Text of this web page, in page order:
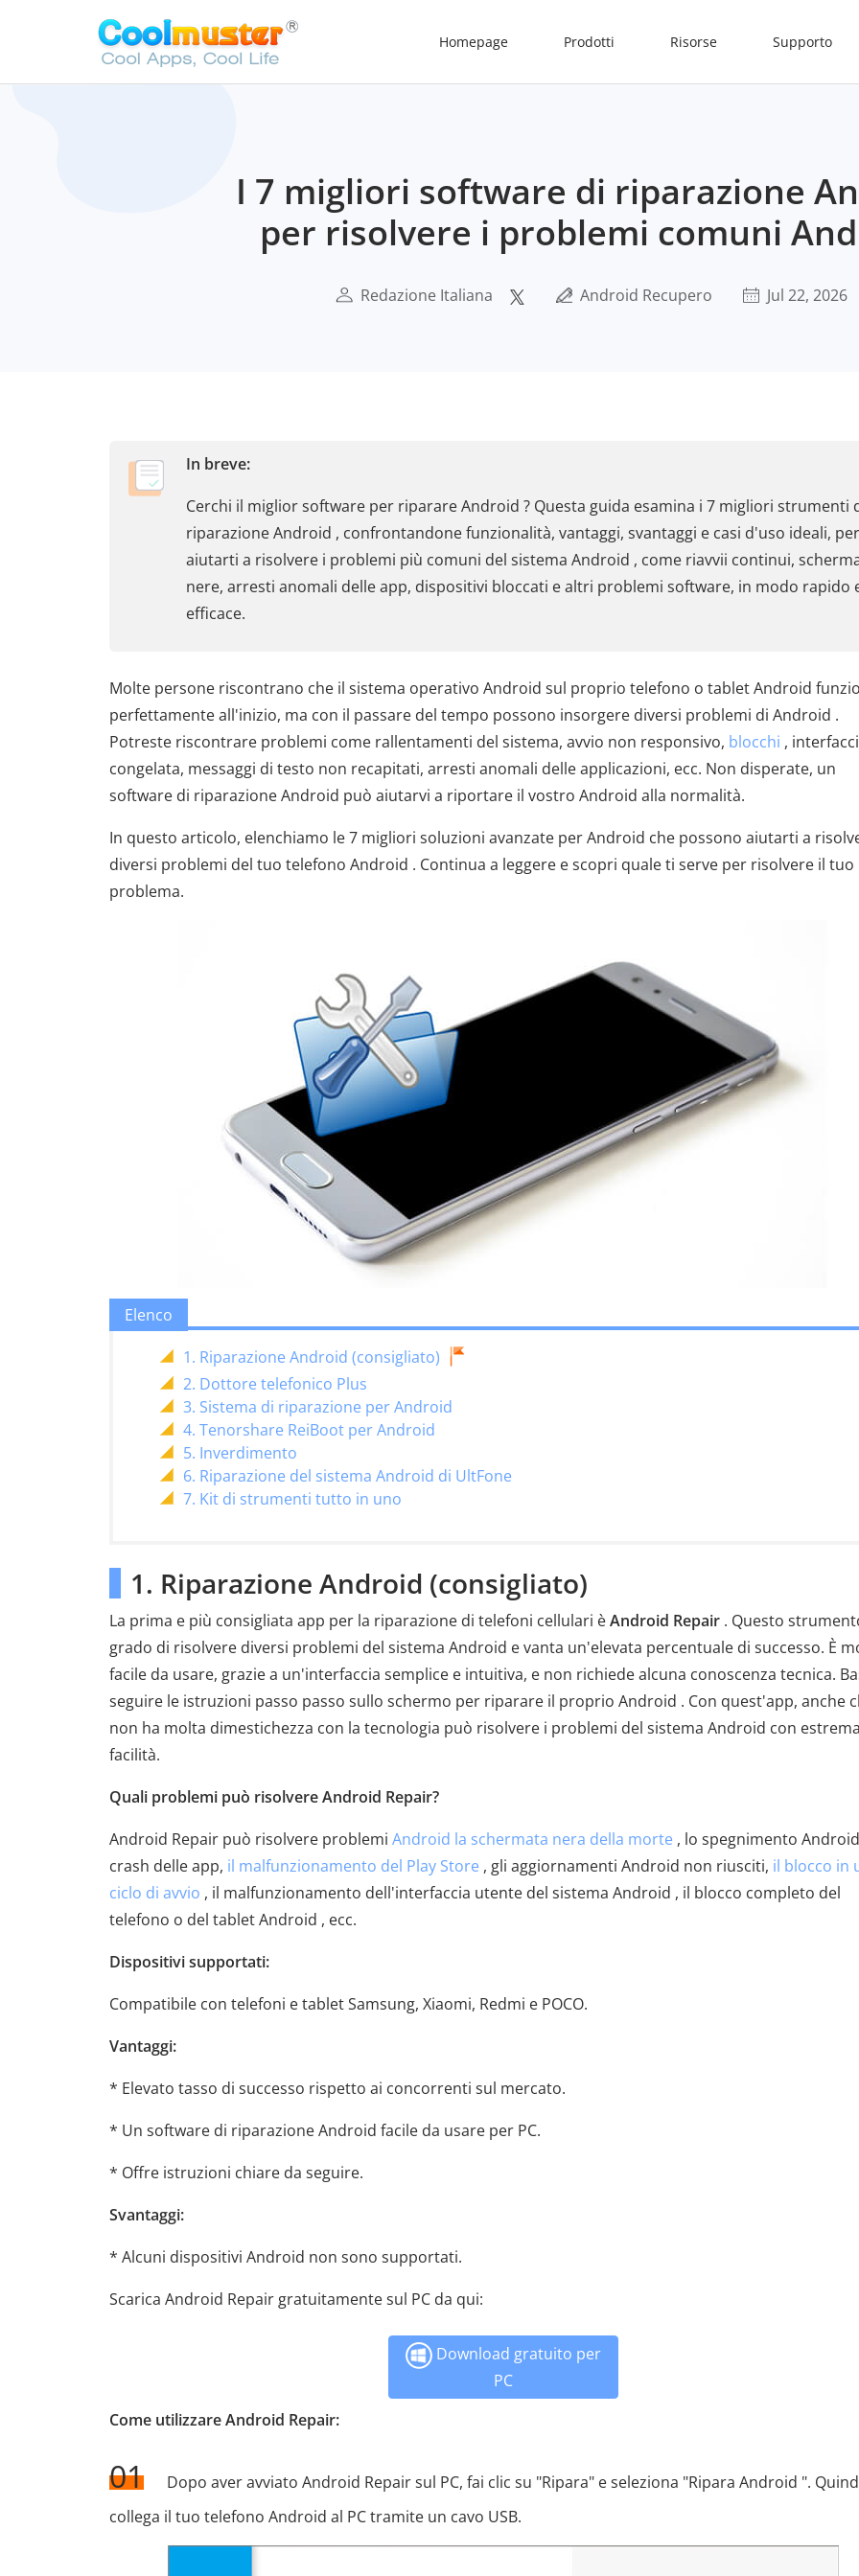
Homepage Prodotti Risorse Supporto
I 7 migliori software di riparazione
per risolvere i problemi comuni
Redazione Italiana Android Recupero Jul 22, 2026
In breve:
Cerchi il miglior software per riparare Android ? Questa guida esamina i 7 migliori strumenti
riparazione Android , confrontandone funzionalità, vantaggi, svantaggi e casi d'uso ideali, per
aiutarti a risolvere i problemi più comuni del sistema Android , come riavvii continui,
nere, arresti anomali delle app, dispositivi bloccati e altri problemi software, in modo rapido
efficace.
Molte persone riscontrano che il sistema operativo Android sul proprio telefono o tablet Android
perfettamente all'inizio, ma con il passare del tempo possono insorgere diversi problemi di Android .
Potreste riscontrare problemi come rallentamenti del sistema, avvio non responsivo, blocchi ,
congelata, messaggi di testo non recapitati, arresti anomali delle applicazioni, ecc. Non disperate, un
software di riparazione Android può aiutarvi a riportare il vostro Android alla normalità.
In questo articolo, elenchiamo le 7 migliori soluzioni avanzate per Android che possono aiutarti a
diversi problemi del tuo telefono Android . Continua a leggere e scopri quale ti serve per risolvere il tuo
problema.
Elenco
1. Riparazione Android (consigliato)
2. Dottore telefonico Plus
3. Sistema di riparazione per Android
4. Tenorshare ReiBoot per Android
5. Inverdimento
6. Riparazione del sistema Android di UltFone
7. Kit di strumenti tutto in uno
1. Riparazione Android (consigliato)
La prima e più consigliata app per la riparazione di telefoni cellulari èAndroid Repair . Questo
grado di risolvere diversi problemi del sistema Android e vanta un'elevata percentuale di successo. È
facile da usare, grazie a un'interfaccia semplice e intuitiva, e non richiede alcuna conoscenza tecnica.
seguire le istruzioni passo passo sullo schermo per riparare il proprio Android . Con quest'app, anche
non ha molta dimestichezza con la tecnologia può risolvere i problemi del sistema Android con estrema
facilità.
Quali problemi può risolvere Android Repair?
Android Repair può risolvere problemi Android la schermata nera della morte , lo spegnimento
crash delle app, il malfunzionamento del Play Store , gli aggiornamenti Android non riusciti, il blocco in
ciclo di avvio , il malfunzionamento dell'interfaccia utente del sistema Android , il blocco completo del
telefono o del tablet Android , ecc.
Dispositivi supportati:
Compatibile con telefoni e tablet Samsung, Xiaomi, Redmi e POCO.
Vantaggi:
* Elevato tasso di successo rispetto ai concorrenti sul mercato.
* Un software di riparazione Android facile da usare per PC.
* Offre istruzioni chiare da seguire.
Svantaggi:
* Alcuni dispositivi Android non sono supportati.
Scarica Android Repair gratuitamente sul PC da qui:
Download gratuito per
PC
Come utilizzare Android Repair:
01
Dopo aver avviato Android Repair sul PC, fai clic su "Ripara" e seleziona "Ripara Android ".
collega il tuo telefono Android al PC tramite un cavo USB.